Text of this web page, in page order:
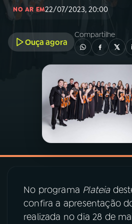
01INÍCIO
02A RÁDIO
PROGRAMAÇÃO
PROGRAMAS
PODCASTS
07ÚLTIMAS
NO AR EM22/07/2023, 20:00
Ouça agora
Compartilhe
No programa Plateia
confira a apresentação
realizada no dia 28 de